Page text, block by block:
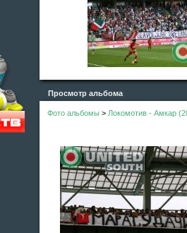
Просмотр альбома
Фото альбомы > Локомотив - Амкар